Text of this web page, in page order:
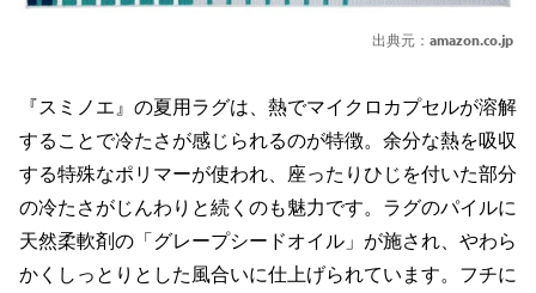
出典元： amazon.co.jp
『スミノエ』の夏用ラグは、熱でマイクロカプセルが溶解
することで冷たさが感じられるのが特徴。余分な熱を吸収
する特殊なポリマーが使われ、座ったりひじを付いた部分
の冷たさがじんわりと続くのも魅力です。ラグのパイルに
天然柔軟剤の「グレープシードオイル」が施され、やわら
かくしっとりとした風合いに仕上げられています。フチに